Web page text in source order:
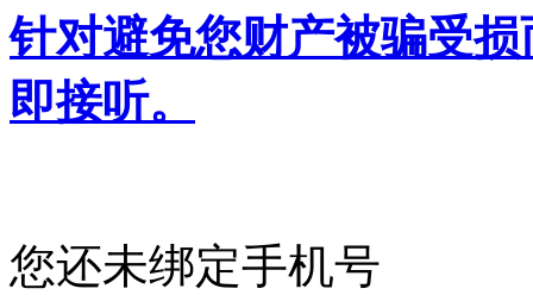
针对避免您财产被骗受
即接听。
您还未绑定手机号